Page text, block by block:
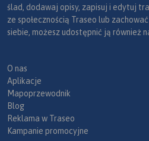
ślad, dodawaj opisy, zapisuj i edytuj
ze społecznością Traseo lub
siebie, możesz udostępnić ją również
O nas
Aplikacje
Mapoprzewodnik
Blog
Reklama w Traseo
Kampanie promocyjne